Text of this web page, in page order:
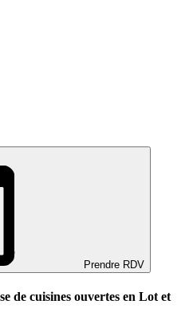
Prendre RDV
de cuisines ouvertes en Lot et